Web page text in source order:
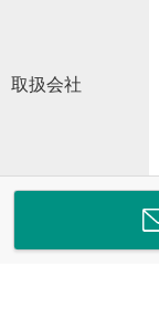
取扱会社